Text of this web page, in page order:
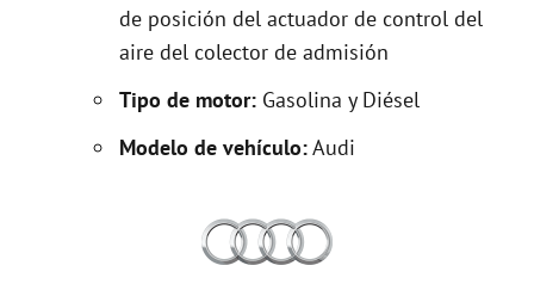
de posición del actuador de control del
aire del colector de admisión
Tipo de motor: Gasolina y Diésel
Modelo de vehículo:Audi